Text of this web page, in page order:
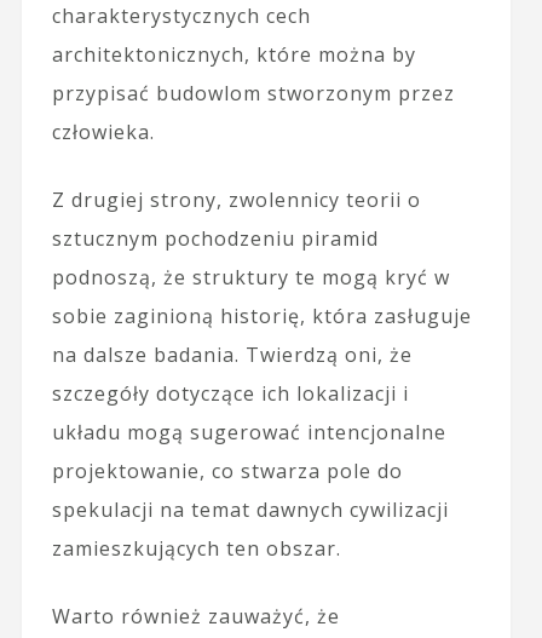
charakterystycznych cech
architektonicznych, które można by
przypisać budowlom stworzonym przez
człowieka.
Z drugiej strony, zwolennicy teorii o
sztucznym pochodzeniu piramid
podnoszą, że struktury te mogą kryć w
sobie zaginioną historię, która zasługuje
na dalsze badania. Twierdzą oni, że
szczegóły dotyczące ich lokalizacji i
układu mogą sugerować intencjonalne
projektowanie, co stwarza pole do
spekulacji na temat dawnych cywilizacji
zamieszkujących ten obszar.
Warto również zauważyć, że